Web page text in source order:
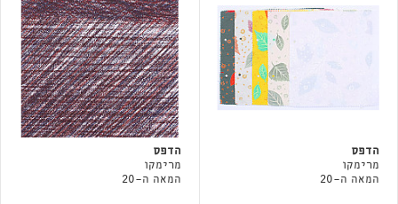
הדפס
מרימקו
המאה ה-20
הדפס
מרימקו
המאה ה-20